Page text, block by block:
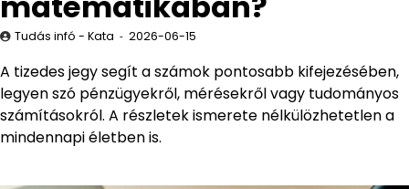
Tudás infó - Kata 2026-06-15
A tizedes jegy segít a számok pontosabb kifejezésében,
legyen szó pénzügyekről, mérésekről vagy tudományos
számításokról. A részletek ismerete nélkülözhetetlen a
mindennapi életben is.